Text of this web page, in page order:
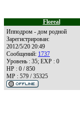
Floreal
Ипподром - дом родной
Зарегистрирован:
2012/5/20 20:49
Сообщений: 1737
Уровень : 35; EXP : 0
HP : 0 / 850
MP : 579 / 35325